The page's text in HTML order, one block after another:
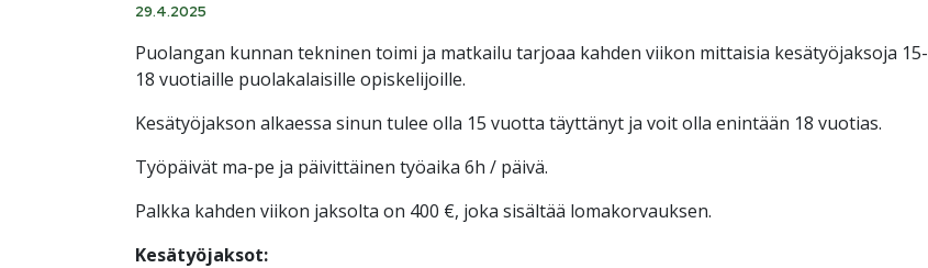
29.4.2025
Puolangan kunnan tekninen toimi ja matkailu tarjoaa kahden viikon mittaisia kesätyöjaksoja 15-
18 vuotiaille puolakalaisille opiskelijoille.
Kesätyöjakson alkaessa sinun tulee olla 15 vuotta täyttänyt ja voit olla enintään 18 vuotias.
Työpäivät ma-pe ja päivittäinen työaika 6h / päivä.
Palkka kahden viikon jaksolta on 400 €, joka sisältää lomakorvauksen.
Kesätyöjaksot: